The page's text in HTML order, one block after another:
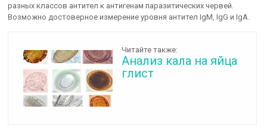
разных классов антител к антигенам паразитических червей.
Возможно достоверное измерение уровня антител IgM, IgG и IgA.
Читайте также:
Анализ кала на яйца
глист